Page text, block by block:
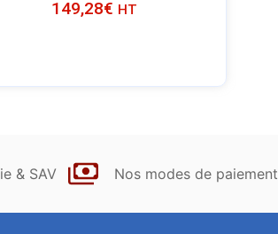
149,28€ HT
& SAV Nos modes de paiement